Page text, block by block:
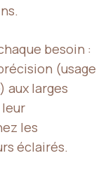
besoin :
(usage
aux larges
les
éclairés.